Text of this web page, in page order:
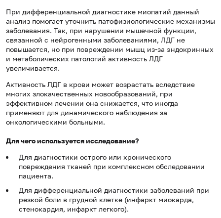
При дифференциальной диагностике миопатий данный
анализ помогает уточнить патофизиологические механизмы
заболевания. Так, при нарушении мышечной функции,
связанной с нейрогенными заболеваниями, ЛДГ не
повышается, но при повреждении мышц из-за эндокринных
и метаболических патологий активность ЛДГ
увеличивается.
Активность ЛДГ в крови может возрастать вследствие
многих злокачественных новообразований, при
эффективном лечении она снижается, что иногда
применяют для динамического наблюдения за
онкологическими больными.
Для чего используется исследование?
Для диагностики острого или хронического
повреждения тканей при комплексном обследовании
пациента.
Для дифференциальной диагностики заболеваний при
резкой боли в грудной клетке (инфаркт миокарда,
стенокардия, инфаркт легкого).